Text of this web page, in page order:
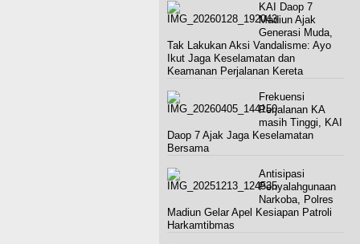
KAI Daop 7
Madiun Ajak
Generasi Muda,
Tak Lakukan Aksi Vandalisme: Ayo
Ikut Jaga Keselamatan dan
Keamanan Perjalanan Kereta
Frekuensi
Perjalanan KA
masih Tinggi, KAI
Daop 7 Ajak Jaga Keselamatan
Bersama
Antisipasi
Penyalahgunaan
Narkoba, Polres
Madiun Gelar Apel Kesiapan Patroli
Harkamtibmas